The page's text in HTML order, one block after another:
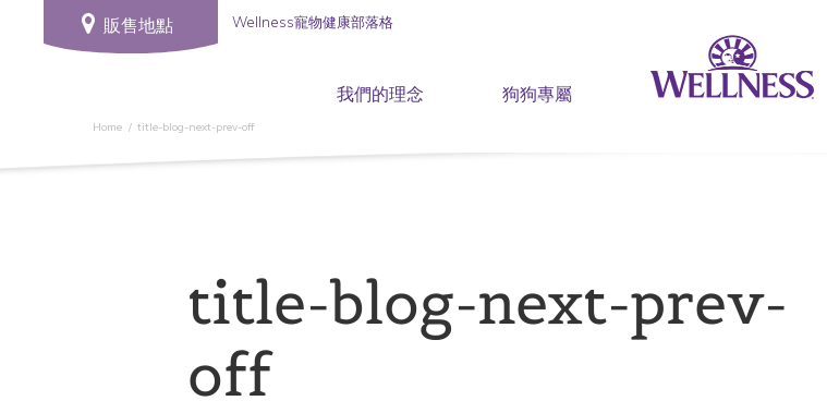
販售地點 Wellness寵物健康部落格
我們的理念 狗狗專屬
Home title-blog-next-prev-off
title-blog-next-prev-
off